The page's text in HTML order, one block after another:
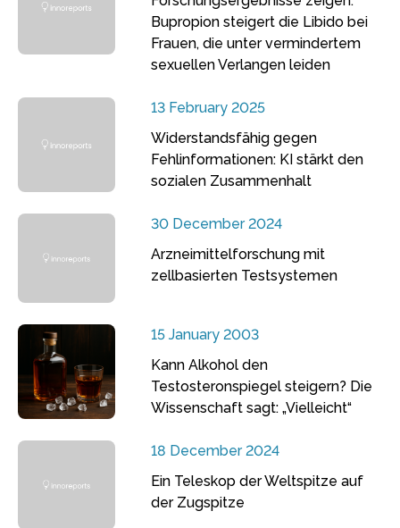
Bupropion steigert die Libido bei
Frauen, die unter vermindertem
sexuellen Verlangen leiden
13 February 2025
Widerstandsfähig gegen
Fehlinformationen: KI stärkt den
sozialen Zusammenhalt
30 December 2024
Arzneimittelforschung mit
zellbasierten Testsystemen
15 January 2003
Kann Alkohol den
Testosteronspiegel steigern? Die
Wissenschaft sagt: „Vielleicht“
18 December 2024
Ein Teleskop der Weltspitze auf
der Zugspitze